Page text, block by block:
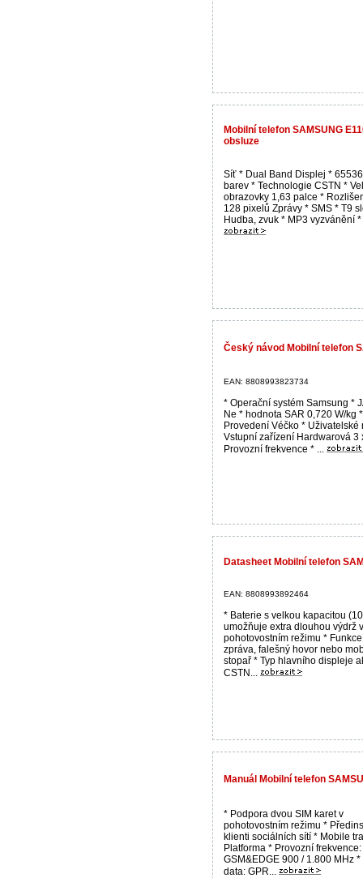
Mobilní telefon SAMSUNG
obsluze
Síť * Dual Band Displej *
barev * Technologie CSTN *
obrazovky 1,63 palce *
128 pixelů Zprávy * SMS * T9
Hudba, zvuk * MP3 vyzvánění *
Český návod Mobilní telefon
EAN: 8808993823734
* Operační systém Samsung *
Ne * hodnota SAR 0,720 W/kg
Provedení Véčko * Uživatelské
Vstupní zařízení Hardwarová 3
Provozní frekvence * ...
Datasheet Mobilní telefon
EAN: 8808993892464
* Baterie s velkou kapacitou
umožňuje extra dlouhou výdrž v
pohotovostním režimu *
zpráva, falešný hovor nebo
stopař * Typ hlavního displeje
CSTN...
Manuál Mobilní telefon
* Podpora dvou SIM karet v
pohotovostním režimu *
klienti sociálních sítí * Mobile
Platforma * Provozní frekvence:
GSM&EDGE 900 / 1.800 MHz
data: GPR...